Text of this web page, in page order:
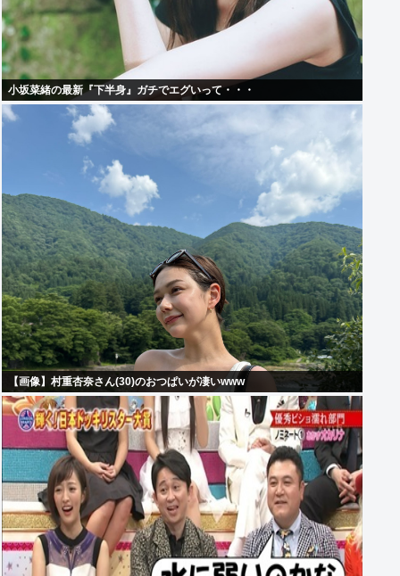
小坂菜緒の最新『下半身』ガチでエグいって・・・
【画像】村重杏奈さん(30)のおつぱいが凄いwww